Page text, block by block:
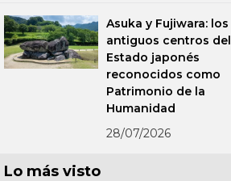
Asuka y Fujiwara: los
antiguos centros del
Estado japonés
reconocidos como
Patrimonio de la
Humanidad
28/07/2026
Lo más visto